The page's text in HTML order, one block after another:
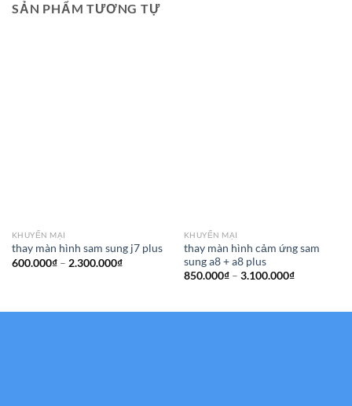
SẢN PHẨM TƯƠNG TỰ
KHUYẾN MẠI
thay màn hình sam sung j7 plus
600.000₫ – 2.300.000₫Khoảng
2.300.000₫
KHUYẾN MẠI
thay màn hình cảm ứng sam
sung a8 + a8 plus
850.000₫ – 3.100.000₫Khoảng
đến